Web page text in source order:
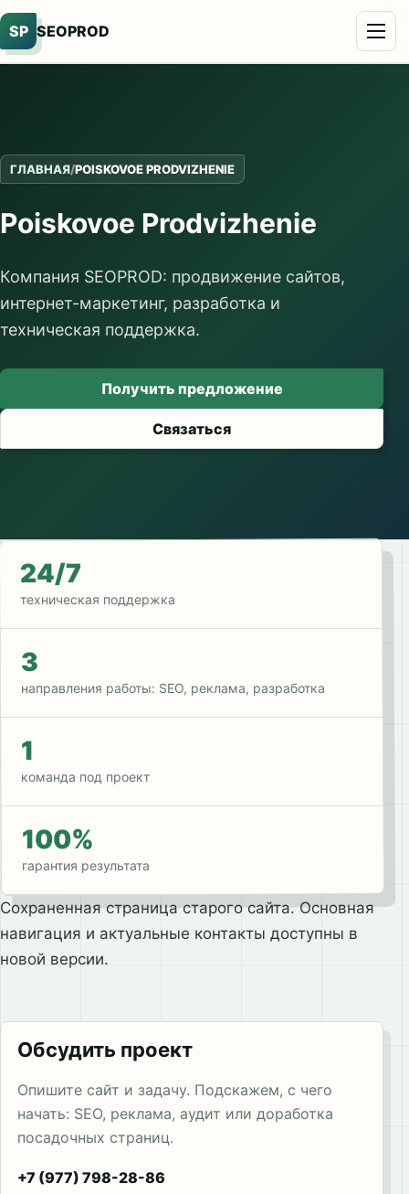
SP SEOPROD
ГЛАВНАЯ/POISKOVOE PRODVIZHENIE
Poiskovoe Prodvizhenie
Компания SEOPROD: продвижение сайтов,
интернет-маркетинг, разработка и
техническая поддержка.
Получить предложение
Связаться
24/7
техническая поддержка
3
направления работы: SEO, реклама, разработка
1
команда под проект
100%
гарантия результата
Сохраненная страница старого сайта. Основная
навигация и актуальные контакты доступны в
новой версии.
Обсудить проект
Опишите сайт и задачу. Подскажем, с чего
начать: SEO, реклама, аудит или доработка
посадочных страниц.
+7 (977) 798-28-86